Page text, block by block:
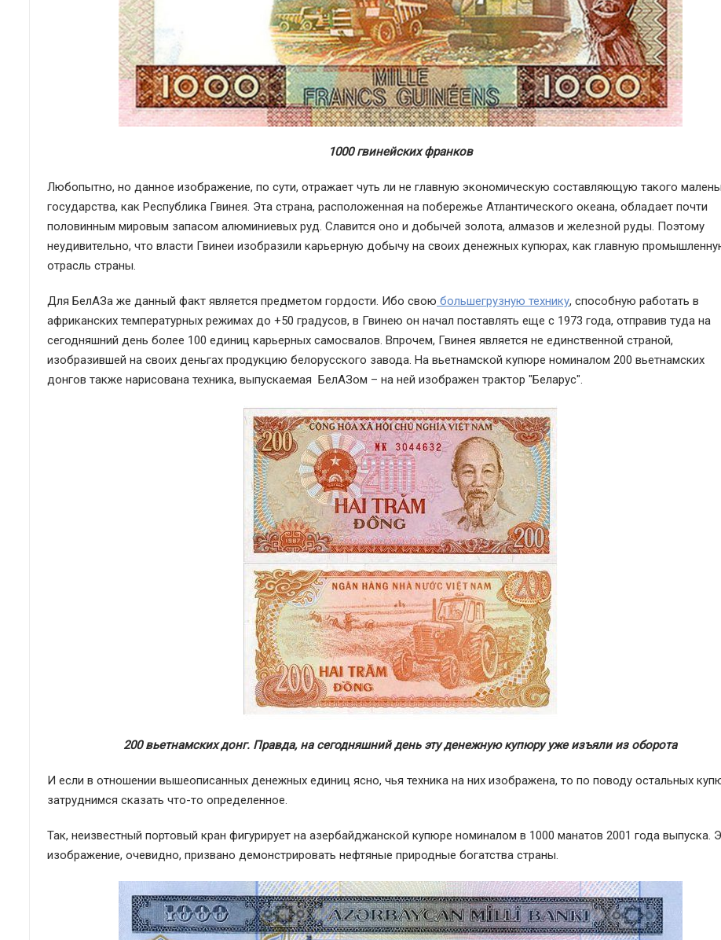
1000 гвинейских франков
Любопытно, но данное изображение, по сути, отражает чуть ли не главную экономическую составляющую такого
государства, как Республика Гвинея. Эта страна, расположенная на побережье Атлантического океана, обладает почти
половинным мировым запасом алюминиевых руд. Славится оно и добычей золота, алмазов и железной руды. Поэтому
неудивительно, что власти Гвинеи изобразили карьерную добычу на своих денежных купюрах, как главную
отрасль страны.
Для БелАЗа же данный факт является предметом гордости. Ибо свою большегрузную технику, способную работать в
африканских температурных режимах до +50 градусов, в Гвинею он начал поставлять еще с 1973 года, отправив туда на
сегодняшний день более 100 единиц карьерных самосвалов. Впрочем, Гвинея является не единственной страной,
изобразившей на своих деньгах продукцию белорусского завода. На вьетнамской купюре номиналом 200 вьетнамских
донгов также нарисована техника, выпускаемая БелАЗом – на ней изображен трактор "Беларус".
200 вьетнамских донг. Правда, на сегодняшний день эту денежную купюру уже изъяли из оборота
И если в отношении вышеописанных денежных единиц ясно, чья техника на них изображена, то по поводу остальных
затруднимся сказать что-то определенное.
Так, неизвестный портовый кран фигурирует на азербайджанской купюре номиналом в 1000 манатов 2001 года выпуска.
изображение, очевидно, призвано демонстрировать нефтяные природные богатства страны.